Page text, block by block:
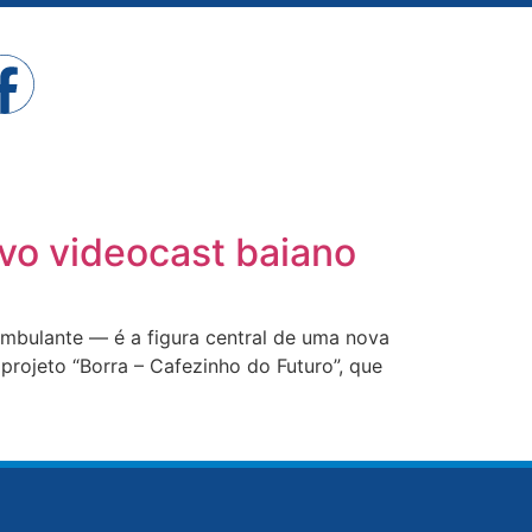
videocast baiano
— é a figura central de uma nova
“Borra – Cafezinho do Futuro”, que